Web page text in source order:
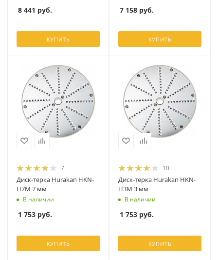
8 441 руб.
КУПИТЬ
7 158 руб.
КУПИТЬ
7
Диск-терка Hurakan HKN-
H7M 7 мм
В наличии
1 753 руб.
КУПИТЬ
10
Диск-терка Hurakan HKN-
H3M 3 мм
В наличии
1 753 руб.
КУПИТЬ